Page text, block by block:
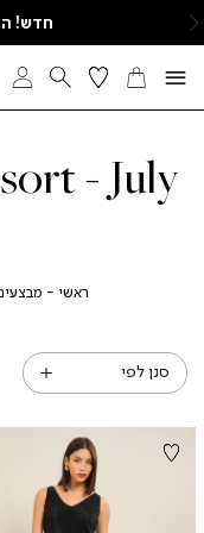
חדש!
- July
ראשי ראשי
סנן לפי